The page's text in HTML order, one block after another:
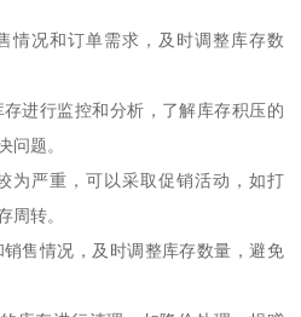
情况和订单需求，及时调整库存数
进行监控和分析，了解库存积压的
问题。
为严重，可以采取促销活动，如打
周转。
售情况，及时调整库存数量，避免